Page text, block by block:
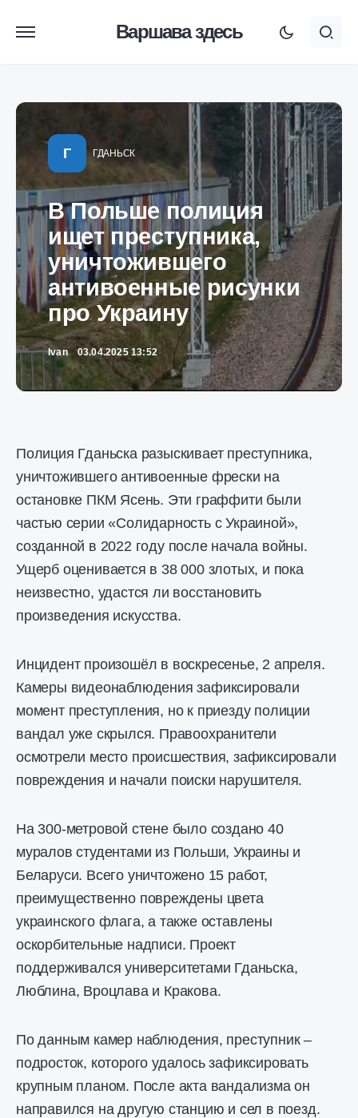
Варшава здесь
Г ГДАНЬСК
В Польше полиция
ищет преступника,
уничтожившего
антивоенные рисунки
про Украину
Ivan 03.04.2025 13:52
Полиция Гданьска разыскивает преступника,
уничтожившего антивоенные фрески на
остановке ПКМ Ясень. Эти граффити были
частью серии «Солидарность с Украиной»,
созданной в 2022 году после начала войны.
Ущерб оценивается в 38 000 злотых, и пока
неизвестно, удастся ли восстановить
произведения искусства.
Инцидент произошёл в воскресенье, 2 апреля.
Камеры видеонаблюдения зафиксировали
момент преступления, но к приезду полиции
вандал уже скрылся. Правоохранители
осмотрели место происшествия, зафиксировали
повреждения и начали поиски нарушителя.
На 300-метровой стене было создано 40
муралов студентами из Польши, Украины и
Беларуси. Всего уничтожено 15 работ,
преимущественно повреждены цвета
украинского флага, а также оставлены
оскорбительные надписи. Проект
поддерживался университетами Гданьска,
Люблина, Вроцлава и Кракова.
По данным камер наблюдения, преступник –
подросток, которого удалось зафиксировать
крупным планом. После акта вандализма он
направился на другую станцию и сел в поезд.